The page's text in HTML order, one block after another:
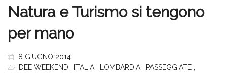
Natura e Turismo si tengono
per mano
8 GIUGNO 2014
IDEE WEEKEND
ITALIA LOMBARDIA PASSEGGIATE